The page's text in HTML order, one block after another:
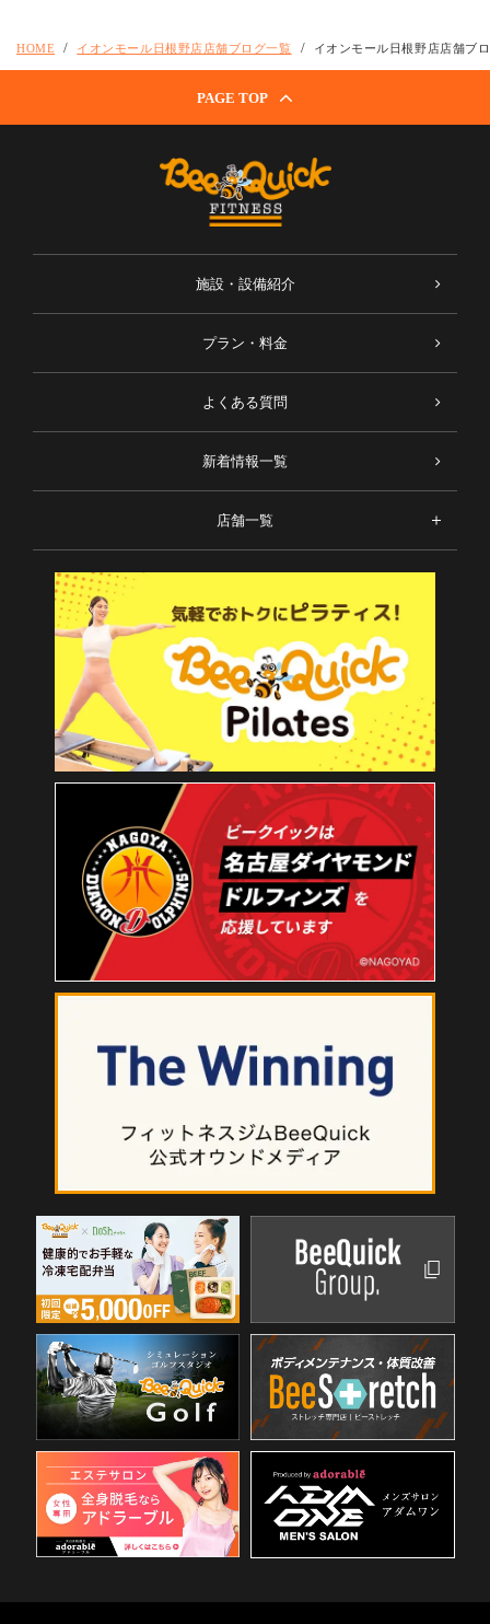
HOME イオンモール日根野店店舗ブログ一覧 イオンモール日根野店店舗ブ
PAGE TOP
施設・設備紹介
プラン・料金
よくある質問
新着情報一覧
店舗一覧